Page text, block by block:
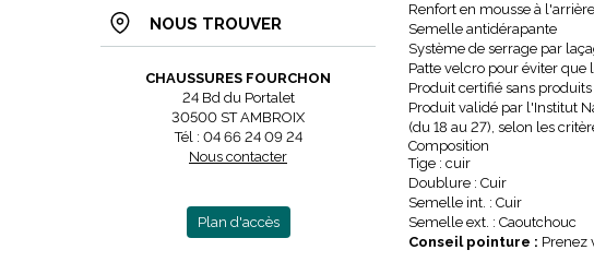
NOUS TROUVER
CHAUSSURES FOURCHON
24 Bd du Portalet
30500 ST AMBROIX
Tél : 04 66 24 09 24
Nous contacter
Plan d'accès
Renfort en mousse à
Semelle antidérapante
Système de serrage par
Patte velcro pour éviter que
Produit certifié sans
Produit validé par l'Institut
(du 18 au 27), selon les
Composition
Tige : cuir
Doublure : Cuir
Semelle int. : Cuir
Semelle ext. : Caoutchouc
Conseil pointure : Prenez